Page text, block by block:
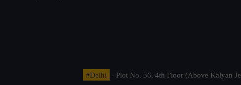
#Delhi - Plot No. 36, 4th Floor (Above Kalyan